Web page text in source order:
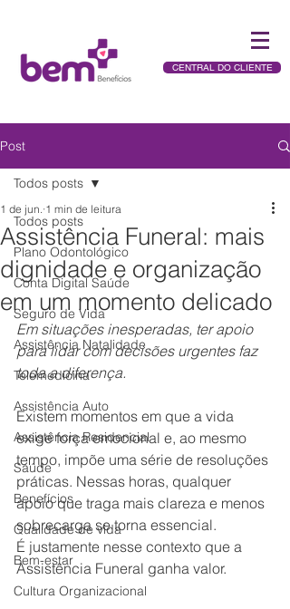
CENTRAL DO CLIENTE
Post
Todos posts
Plano Odontológico
Conta Digital Saúde
Seguro de Vida
Assistência Natalidade
Telemedicina
Assistência Auto
Assistência Residencial
Saúde
Benefícios
Qualidade de vida
Bem-estar
Cultura Organizacional
Todos posts
Assistência Funeral: mais
dignidade e organização
em um momento delicado
1 de jun. 1 min de leitura
Em situações inesperadas, ter apoio
para lidar com decisões urgentes faz
toda a diferença.
Existem momentos em que a vida
exige força emocional e, ao mesmo
tempo, impõe uma série de resoluções
práticas. Nessas horas, qualquer
apoio que traga mais clareza e menos
sobrecarga se torna essencial.
É justamente nesse contexto que a
Assistência Funeral ganha valor.